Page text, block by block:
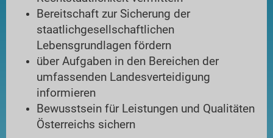
Bereitschaft zur Sicherung der
staatlichgesellschaftlichen
Lebensgrundlagen fördern
über Aufgaben in den Bereichen der
umfassenden Landesverteidigung
informieren
Bewusstsein für Leistungen und Qualitäten
Österreichs sichern